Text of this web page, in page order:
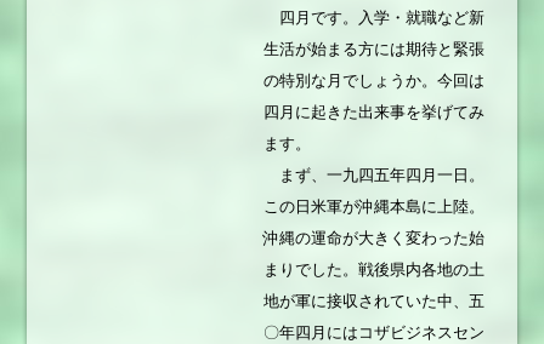
四月です。入学・就職など新
生活が始まる方には期待と緊張
の特別な月でしょうか。今回は
四月に起きた出来事を挙げてみ
ます。
まず、一九四五年四月一日。
この日米軍が沖縄本島に上陸。
沖縄の運命が大きく変わった始
まりでした。戦後県内各地の土
地が軍に接収されていた中、五
〇年四月にはコザビジネスセン